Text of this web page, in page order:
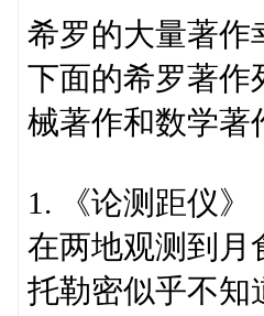
希罗的大量著作
下面的希罗著作
械著作和数学著
1. 《论测距仪
在两地观测到月
托勒密似乎不知